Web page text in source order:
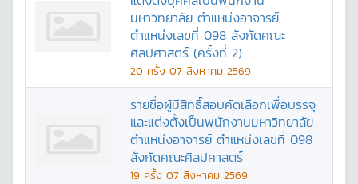
มหาวิทยาลัย ตำแหน่งอาจารย์
ตำแหน่งเลขที่ 098 สังกัดคณะ
ศิลปศาสตร์ (ครั้งที่ 2)
20 ครั้ง 07 สิงหาคม 2569
รายชื่อผู้มีสิทธิ์สอบคัดเลือกเพื่อบรรจุ
และแต่งตั้งเป็นพนักงานมหาวิทยาลัย
ตำแหน่งอาจารย์ ตำแหน่งเลขที่ 098
สังกัดคณะศิลปศาสตร์
19 ครั้ง 07 สิงหาคม 2569